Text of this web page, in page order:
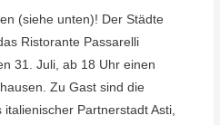
(siehe unten)! Der Städte
Ristorante Passarelli
31. Juli, ab 18 Uhr einen
Zu Gast sind die
Partnerstadt Asti,